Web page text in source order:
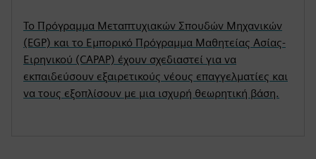
Το Πρόγραμμα Μεταπτυχιακών Σπουδών Μηχανικών
(EGP) και το Εμπορικό Πρόγραμμα Μαθητείας Ασίας-
Ειρηνικού (CAPAP) έχουν σχεδιαστεί για να
εκπαιδεύσουν εξαιρετικούς νέους επαγγελματίες και
να τους εξοπλίσουν με μια ισχυρή θεωρητική βάση.